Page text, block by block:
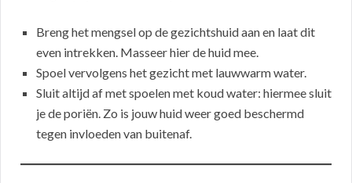
Breng het mengsel op de gezichtshuid aan en laat dit
even intrekken. Masseer hier de huid mee.
Spoel vervolgens het gezicht met lauwwarm water.
Sluit altijd af met spoelen met koud water: hiermee sluit
je de poriën. Zo is jouw huid weer goed beschermd
tegen invloeden van buitenaf.